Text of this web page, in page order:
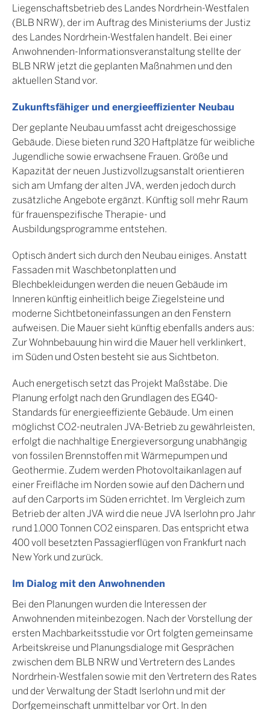
Liegenschaftsbetrieb des Landes Nordrhein-Westfalen
(BLB NRW), der im Auftrag des Ministeriums der Justiz
des Landes Nordrhein-Westfalen handelt. Bei einer
Anwohnenden-Informationsveranstaltung stellte der
BLB NRW jetzt die geplanten Maßnahmen und den
aktuellen Stand vor.
Zukunftsfähiger und energieeffizienter Neubau
Der geplante Neubau umfasst acht dreigeschossige
Gebäude. Diese bieten rund 320 Haftplätze für weibliche
Jugendliche sowie erwachsene Frauen. Größe und
Kapazität der neuen Justizvollzugsanstalt orientieren
sich am Umfang der alten JVA, werden jedoch durch
zusätzliche Angebote ergänzt. Künftig soll mehr Raum
für frauenspezifische Therapie- und
Ausbildungsprogramme entstehen.
Optisch ändert sich durch den Neubau einiges. Anstatt
Fassaden mit Waschbetonplatten und
Blechbekleidungen werden die neuen Gebäude im
Inneren künftig einheitlich beige Ziegelsteine und
moderne Sichtbetoneinfassungen an den Fenstern
aufweisen. Die Mauer sieht künftig ebenfalls anders aus:
Zur Wohnbebauung hin wird die Mauer hell verklinkert,
im Süden und Osten besteht sie aus Sichtbeton.
Auch energetisch setzt das Projekt Maßstäbe. Die
Planung erfolgt nach den Grundlagen des EG40-
Standards für energieeffiziente Gebäude. Um einen
möglichst CO2-neutralen JVA-Betrieb zu gewährleisten,
erfolgt die nachhaltige Energieversorgung unabhängig
von fossilen Brennstoffen mit Wärmepumpen und
Geothermie. Zudem werden Photovoltaikanlagen auf
einer Freifläche im Norden sowie auf den Dächern und
auf den Carports im Süden errichtet. Im Vergleich zum
Betrieb der alten JVA wird die neue JVA Iserlohn pro Jahr
rund 1.000 Tonnen CO2 einsparen. Das entspricht etwa
400 voll besetzten Passagierflügen von Frankfurt nach
New York und zurück.
Im Dialog mit den Anwohnenden
Bei den Planungen wurden die Interessen der
Anwohnenden miteinbezogen. Nach der Vorstellung der
ersten Machbarkeitsstudie vor Ort folgten gemeinsame
Arbeitskreise und Planungsdialoge mit Gesprächen
zwischen dem BLB NRW und Vertretern des Landes
Nordrhein-Westfalen sowie mit den Vertretern des Rates
und der Verwaltung der Stadt Iserlohn und mit der
Dorfgemeinschaft unmittelbar vor Ort. In den